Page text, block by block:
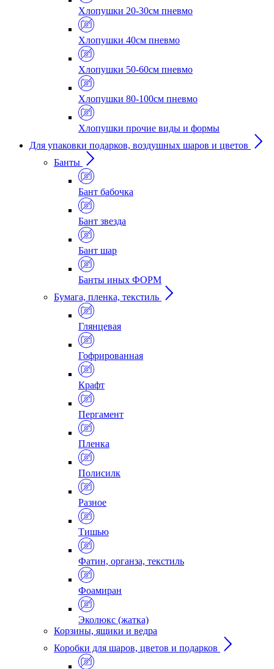
Хлопушки 20-30см пневмо
Хлопушки 40см пневмо
Хлопушки 50-60см пневмо
Хлопушки 80-100см пневмо
Хлопушки прочие виды и формы
Для упаковки подарков, воздушных шаров и цветов
Банты
Бант бабочка
Бант звезда
Бант шар
Банты иных ФОРМ
Бумага, пленка, текстиль
Глянцевая
Гофрированная
Крафт
Пергамент
Пленка
Полисилк
Разное
Тишью
Фатин, органза, текстиль
Фоамиран
Эколюкс (жатка)
Корзины, ящики и ведра
Коробки для шаров, цветов и подарков